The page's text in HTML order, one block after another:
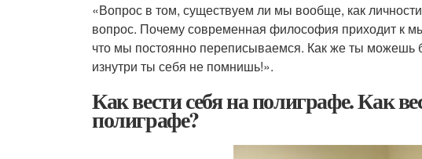
«Вопрос в том, существуем ли мы вообще, как
вопрос. Почему современная философия приходит к
что мы постоянно переписываемся. Как же ты можешь
изнутри ты себя не помнишь!».
Как вести себя на полиграфе. Как
полиграфе?